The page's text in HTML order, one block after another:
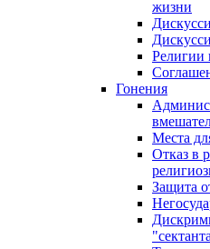
жизни
Религии
Гонения
Места
Отказ в
Защита